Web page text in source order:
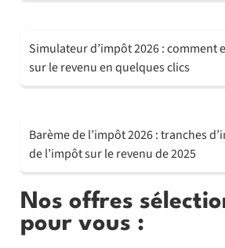
Simulateur d’impôt 2026 : comment
sur le revenu en quelques clics
Barème de l’impôt 2026 : tranches
de l’impôt sur le revenu de 2025
Nos offres
pour vous :